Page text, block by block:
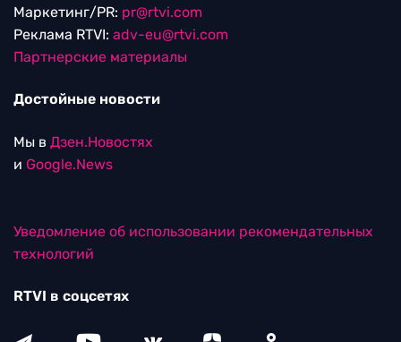
Маркетинг/PR: pr@rtvi.com
Реклама RTVI: adv-eu@rtvi.com
Партнерские материалы
Достойные новости
Мы в Дзен.Новостях
и Google.News
Уведомление об использовании рекомендательных
технологий
RTVI в соцсетях